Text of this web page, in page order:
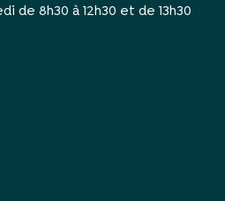
de 8h30 à 12h30 et de 13h30